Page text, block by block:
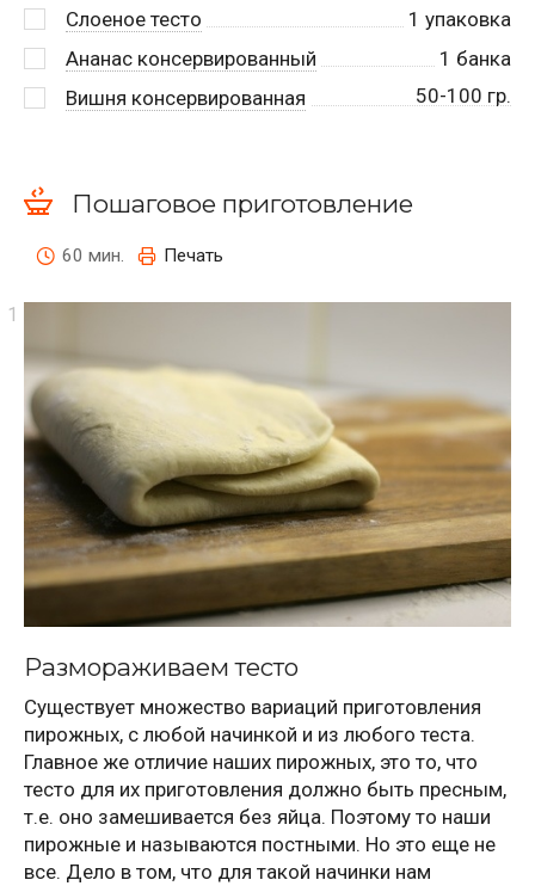
Слоеное тесто 1 упаковка
Ананас консервированный
1 банка
Вишня консервированная
50-100 гр.
Пошаговое приготовление
60 мин. Печать
Размораживаем тесто
Существует множество вариаций приготовления
пирожных, с любой начинкой и из любого теста.
Главное же отличие наших пирожных, это то, что
тесто для их приготовления должно быть пресным,
т.е. оно замешивается без яйца. Поэтому то наши
пирожные и называются постными. Но это еще не
все. Дело в том, что для такой начинки нам